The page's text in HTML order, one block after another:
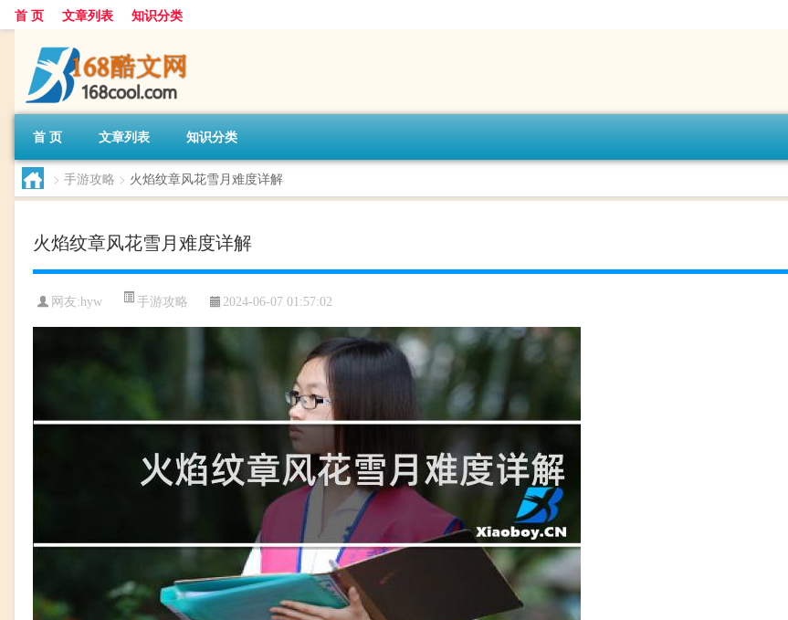
首 页 文章列表 知识分类
首 页 文章列表 知识分类
> 手游攻略 > 火焰纹章风花雪月难度详解
火焰纹章风花雪月难度详解
网友:hyw 手游攻略 2024-06-07 01:57:02